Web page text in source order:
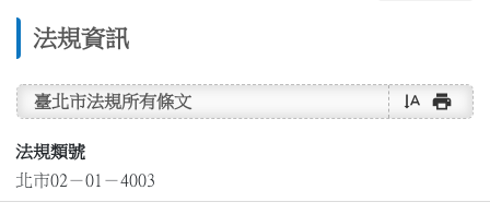
法規資訊
臺北市法規所有條文 text_rotate_vertical print
法規類號
北市02－01－4003